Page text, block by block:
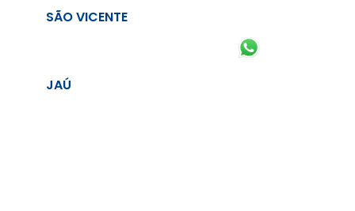
SÃO VICENTE
JAÚ